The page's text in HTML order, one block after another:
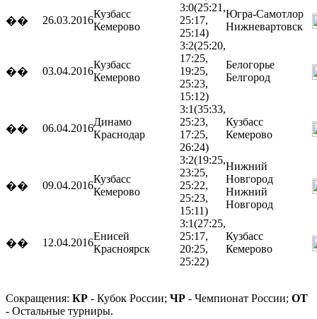
�� 26.03.2016
Кузбасс
Кемерово
3:0(25:21,
25:17,
25:14)
Югра-Самотлор
Нижневартовск
�� 03.04.2016
Кузбасс
Кемерово
3:2(25:20,
17:25,
19:25,
25:23,
15:12)
Белогорье
Белгород
�� 06.04.2016
Динамо
Краснодар
3:1(35:33,
25:23,
17:25,
26:24)
Кузбасс
Кемерово
�� 09.04.2016
Кузбасс
Кемерово
3:2(19:25,
23:25,
25:22,
25:23,
15:11)
Нижний
Новгород
Нижний
Новгород
�� 12.04.2016
Енисей
Красноярск
3:1(27:25,
25:17,
20:25,
25:22)
Кузбасс
Кемерово
Сокращения: КР - Кубок России; ЧР - Чемпионат России; ОТ
- Остальные турниры.